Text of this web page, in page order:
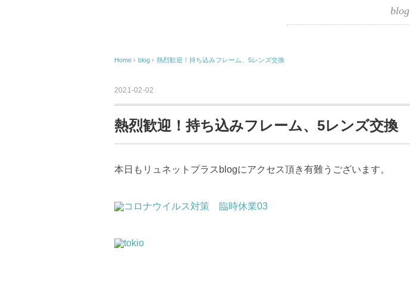
blog
Home › blog › 熱烈歓迎！持ち込みフレーム、5レンズ交換
2021-02-02
熱烈歓迎！持ち込みフレーム、5レンズ交換
本日もリュネットプラスblogにアクセス頂き有難うございます。